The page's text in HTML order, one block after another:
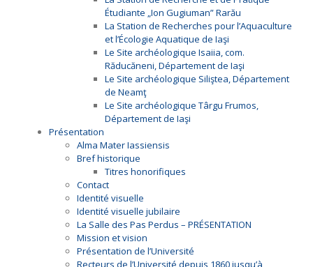
Étudiante „Ion Gugiuman” Rarău
La Station de Recherches pour l’Aquaculture
et l’Écologie Aquatique de Iaşi
Le Site archéologique Isaiia, com.
Răducăneni, Département de Iaşi
Le Site archéologique Siliştea, Département
de Neamţ
Le Site archéologique Târgu Frumos,
Département de Iaşi
Présentation
Alma Mater Iassiensis
Bref historique
Titres honorifiques
Contact
Identité visuelle
Identité visuelle jubilaire
La Salle des Pas Perdus – PRÉSENTATION
Mission et vision
Présentation de l’Université
Recteurs de l’Université depuis 1860 jusqu’à